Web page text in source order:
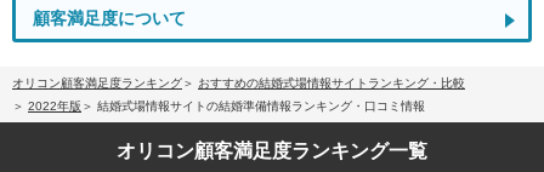
顧客満足度について
オリコン顧客満足度ランキング
おすすめの結婚式場情報サイトランキング・比較
2022年版
結婚式場情報サイトの結婚準備情報ランキング・口コミ情報
オリコン顧客満足度ランキング一覧